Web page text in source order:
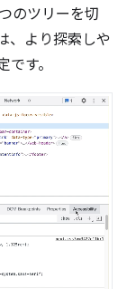
のツリーを切
、より探索しや
す。